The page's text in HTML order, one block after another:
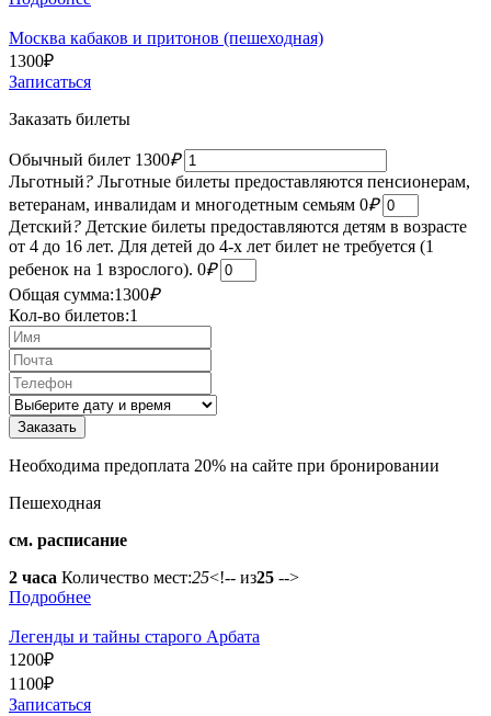
Москва кабаков и притонов (пешеходная)
1300₽
Записаться
Заказать билеты
Обычный билет 1300₽
Льготный? Льготные билеты предоставляются пенсионерам,
ветеранам, инвалидам и многодетным семьям 0₽
Детский? Детские билеты предоставляются детям в возрасте
от 4 до 16 лет. Для детей до 4-х лет билет не требуется (1
ребенок на 1 взрослого). 0₽
Общая сумма:1300₽
Кол-во билетов:1
Необходима предоплата 20% на сайте при бронировании
Пешеходная
см. расписание
2 часа Количество мест:25<!-- из25 -->
Подробнее
Легенды и тайны старого Арбата
1200₽
1100₽
Записаться